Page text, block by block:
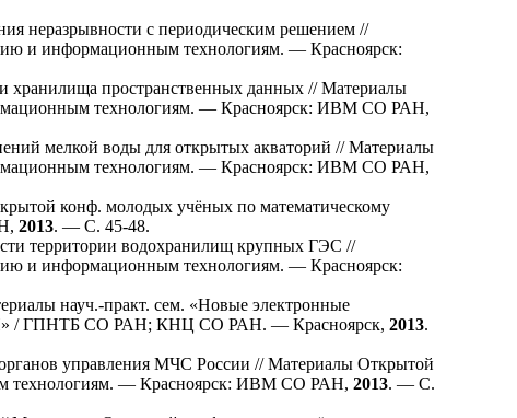
неразрывности с периодическим решением //
и информационным технологиям. — Красноярск:
хранилища пространственных данных // Материалы
технологиям. — Красноярск: ИВМ СО РАН,
мелкой воды для открытых акваторий // Материалы
технологиям. — Красноярск: ИВМ СО РАН,
конф. молодых учёных по математическому
2013. — С. 45-48.
территории водохранилищ крупных ГЭС //
и информационным технологиям. — Красноярск:
науч.-практ. сем. «Новые электронные
/ ГПНТБ СО РАН; КНЦ СО РАН. — Красноярск, 2013.
управления МЧС России // Материалы Открытой
технологиям. — Красноярск: ИВМ СО РАН, 2013. — С.